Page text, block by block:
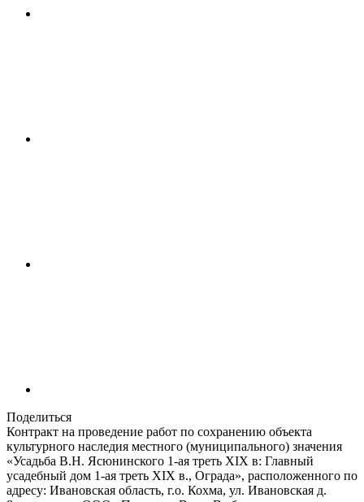
Поделиться
Контракт на проведение работ по сохранению объекта
культурного наследия местного (муниципального) значения
«Усадьба В.Н. Ясюнинского 1-ая треть XIX в: Главный
усадебный дом 1-ая треть XIX в., Ограда», расположенного по
адресу: Ивановская область, г.о. Кохма, ул. Ивановская д.